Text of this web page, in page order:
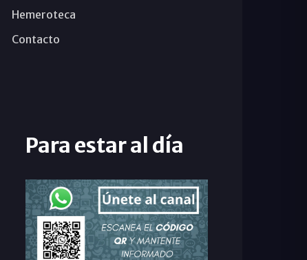
Hemeroteca
Contacto
Para estar al día